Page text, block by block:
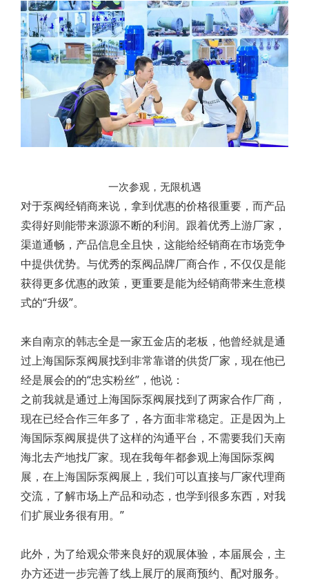
一次参观，无限机遇
对于泵阀经销商来说，拿到优惠的价格很重要，而产品
卖得好则能带来源源不断的利润。跟着优秀上游厂家，
渠道通畅，产品信息全且快，这能给经销商在市场竞争
中提供优势。与优秀的泵阀品牌厂商合作，不仅仅是能
获得更多优惠的政策，更重要是能为经销商带来生意模
式的“升级”。
来自南京的韩志全是一家五金店的老板，他曾经就是通
过上海国际泵阀展找到非常靠谱的供货厂家，现在他已
经是展会的的“忠实粉丝”，他说：
之前我就是通过上海国际泵阀展找到了两家合作厂商，
现在已经合作三年多了，各方面非常稳定。正是因为上
海国际泵阀展提供了这样的沟通平台，不需要我们天南
海北去产地找厂家。现在我每年都参观上海国际泵阀
展，在上海国际泵阀展上，我们可以直接与厂家代理商
交流，了解市场上产品和动态，也学到很多东西，对我
们扩展业务很有用。”
此外，为了给观众带来良好的观展体验，本届展会，主
办方还进一步完善了线上展厅的展商预约、配对服务。